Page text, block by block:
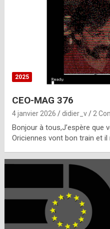
2025
CEO-MAG 376
4 janvier 2026 didier_v 2
Bonjour à tous,J’espère que
Oriciennes vont bon train et il